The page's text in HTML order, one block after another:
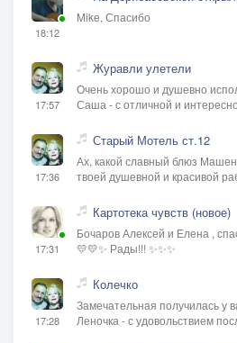
18:12
Mike, Спасибо
17:57
Журавли улетели
Очень хорошо и душевно
Саша - с отличной и
17:36
Старый Мотель ст.12
Ах, какой славный блюз
твоей душевной и красивой
17:31
Картотека чувств (новое)
Бочаров Алексей и Елена ,
💛💛✨ Рады!!! ✨✨✨
17:28
Колечко
Замечательная получилась у
Леночка - с удовольствием